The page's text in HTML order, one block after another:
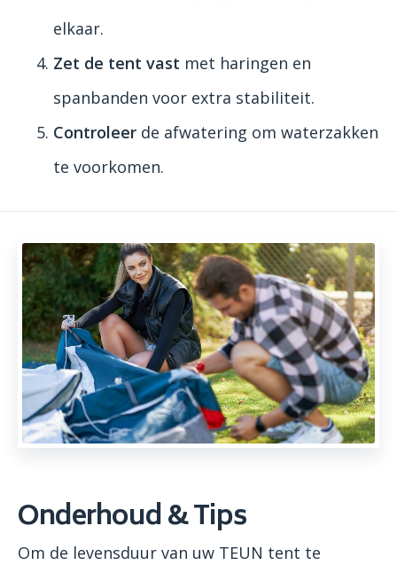
elkaar.
Zet de tent vast met haringen en
spanbanden voor extra stabiliteit.
Controleer de afwatering om waterzakken
te voorkomen.
Onderhoud & Tips
Om de levensduur van uw TEUN tent te